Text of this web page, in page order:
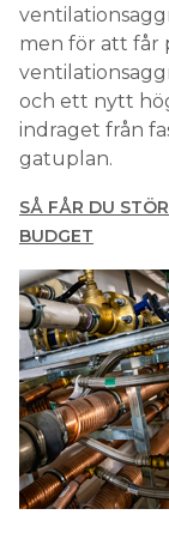
men för att får
och ett nytt
indraget från
gatuplan.
SÅ FÅR DU
BUDGET